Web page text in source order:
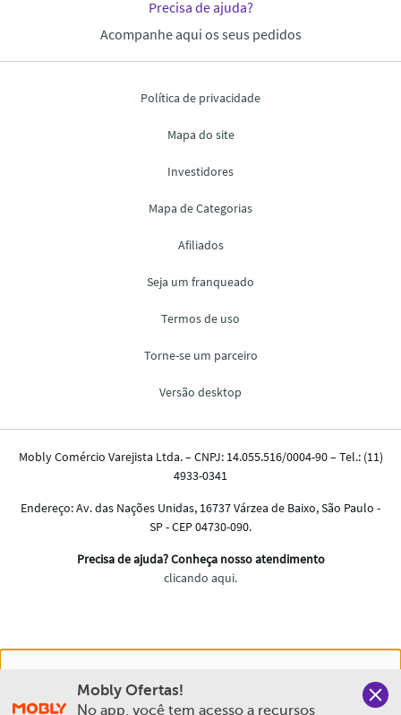
experiência na Mobly. Quando você navega no nosso site,
Mobly Ofertas!
No app, você tem acesso a recursos